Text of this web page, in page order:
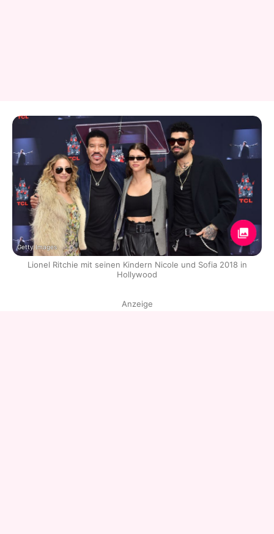
Getty Images
Lionel Ritchie mit seinen Kindern Nicole und Sofia 2018 in
Hollywood
Anzeige